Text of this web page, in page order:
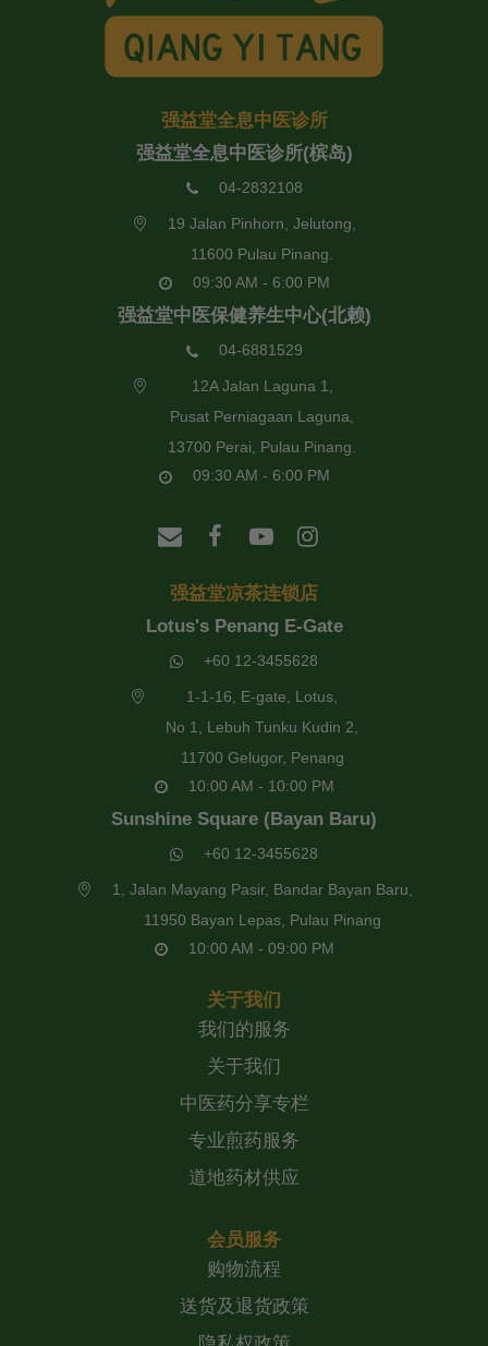
强益堂全息中医诊所
强益堂全息中医诊所(槟岛)
04-2832108
19 Jalan Pinhorn, Jelutong,
11600 Pulau Pinang.
09:30 AM - 6:00 PM
强益堂中医保健养生中心(北赖)
04-6881529
12A Jalan Laguna 1,
Pusat Perniagaan Laguna,
13700 Perai, Pulau Pinang.
09:30 AM - 6:00 PM
强益堂凉茶连锁店
Lotus's Penang E-Gate
+60 12-3455628
1-1-16, E-gate, Lotus,
No 1, Lebuh Tunku Kudin 2,
11700 Gelugor, Penang
10:00 AM - 10:00 PM
Sunshine Square (Bayan Baru)
+60 12-3455628
1, Jalan Mayang Pasir, Bandar Bayan Baru,
11950 Bayan Lepas, Pulau Pinang
10:00 AM - 09:00 PM
关于我们
我们的服务
关于我们
中医药分享专栏
专业煎药服务
道地药材供应
会员服务
购物流程
送货及退货政策